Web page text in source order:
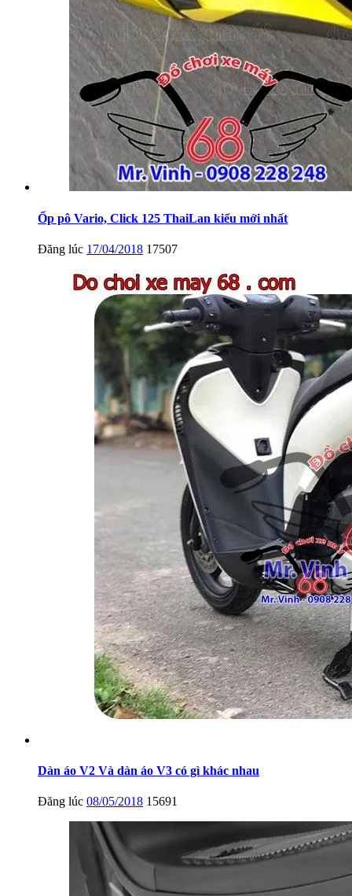
Ốp pô Vario, Click 125 ThaiLan kiểu mới nhất
Đăng lúc 17/04/2018 17507
Dàn áo V2 Và dàn áo V3 có gì khác nhau
Đăng lúc 08/05/2018 15691